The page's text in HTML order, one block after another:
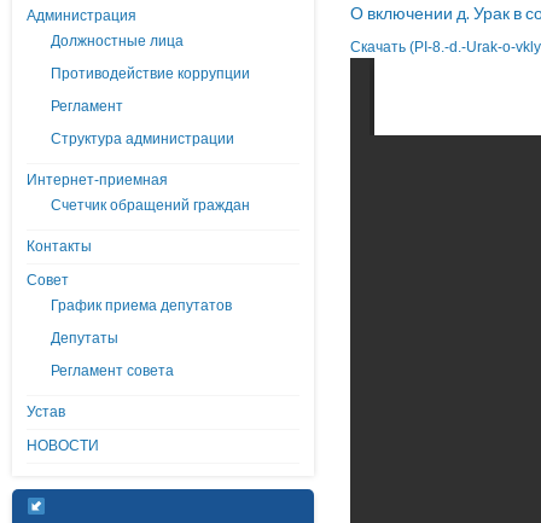
Администрация
Должностные лица
Противодействие коррупции
Регламент
Структура администрации
Интернет-приемная
Счетчик обращений граждан
Контакты
Совет
График приема депутатов
Депутаты
Регламент совета
Устав
НОВОСТИ
О включении д. Урак в
Скачать (PI-8.-d.-Urak-o-